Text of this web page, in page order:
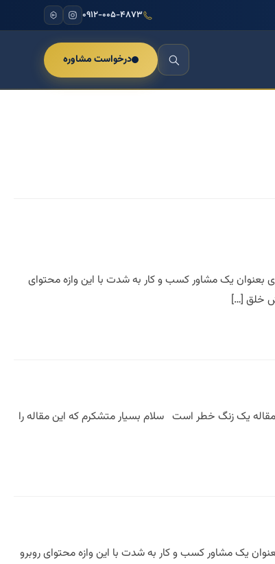
۰۹۱۲-۰۰۵-۴۸۷۳
درخواست مشاوره
بعنوان یک مشاور کسب و کار به شدت با این وازه محتوای
خلق […]
مقاله یک زنگ خطر است سلام بسیار متشکرم که این مقاله را
یک مشاور کسب و کار به شدت با این وازه محتوای روبرو